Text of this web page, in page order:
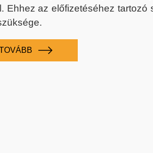
Ehhez az előfizetéséhez tartozó